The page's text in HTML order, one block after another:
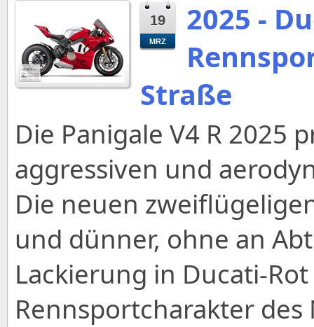
19
MRZ
2025 -
Straße
Die Panigale V4 R 2025
aggressiven und
Die neuen
und dünner, ohne an
Lackierung in Ducati-
Rennsportcharakter